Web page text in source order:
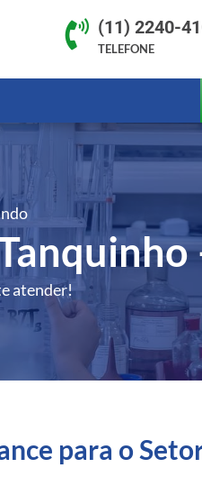
 (11) 2240-
TELEFONE
atender!
para o